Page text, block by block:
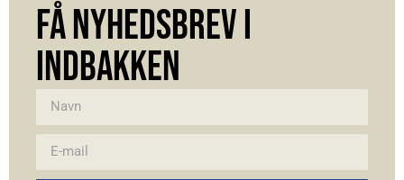
FÅ NYHEDSBREV I
INDBAKKEN